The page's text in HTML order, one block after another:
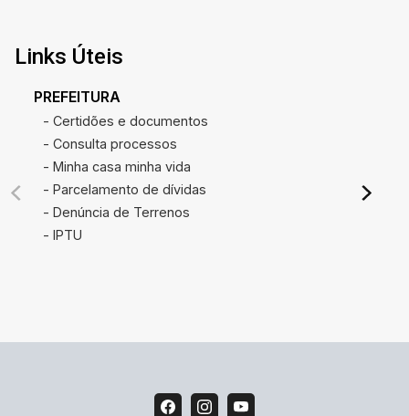
Links Úteis
PREFEITURA
- Certidões e documentos
- Consulta processos
- Minha casa minha vida
- Parcelamento de dívidas
- Denúncia de Terrenos
- IPTU